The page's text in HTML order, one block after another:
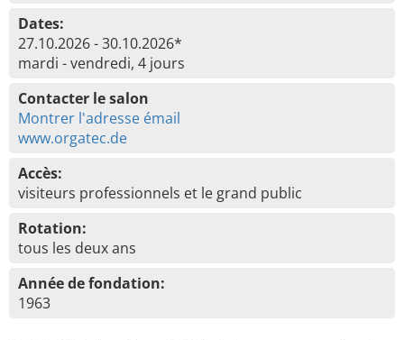
Dates:
27.10.2026 - 30.10.2026*
mardi - vendredi, 4 jours
Contacter le salon
Montrer l'adresse émail
www.orgatec.de
Accès:
visiteurs professionnels et le grand public
Rotation:
tous les deux ans
Année de fondation:
1963